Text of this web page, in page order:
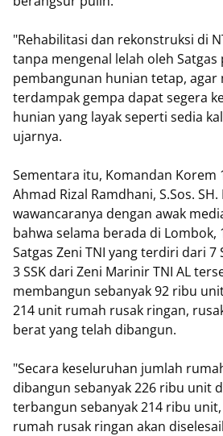
"Rehabilitasi dan rekonstruksi di
tanpa mengenal lelah oleh Satgas
pembangunan hunian tetap, agar
terdampak gempa dapat segera
hunian yang layak seperti sedia
ujarnya.
Sementara itu, Komandan Korem
Ahmad Rizal Ramdhani, S.Sos.
wawancaranya dengan awak
bahwa selama berada di Lombok,
Satgas Zeni TNI yang terdiri dari 7
3 SSK dari Zeni Marinir TNI AL
membangun sebanyak 92 ribu
214 unit rumah rusak ringan,
berat yang telah dibangun.
"Secara keseluruhan jumlah
dibangun sebanyak 226 ribu unit
terbangun sebanyak 214 ribu
rumah rusak ringan akan